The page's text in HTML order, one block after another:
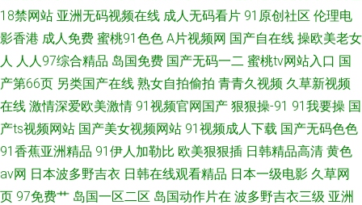
18禁网站 亚洲无码视频在线 成人无码看片 91原创社区 伦理电
影香港 成人免费 蜜桃91色色 A片视频网 国产自在线 操欧美老女
人 人人97综合精品 岛国免费 国产无码一二 蜜桃tv网站入口 国
产第66页 另类国产在线 熟女自拍偷拍 青青久视频 久草新视频
在线 激情深爱欧美激情 91视频官网国产 狠狠操-91 91我要操 国
产ts视频网站 国产美女视频网站 91视频成人下载 国产无码色色
91香蕉亚洲精品 91伊人加勒比 欧美狠狠插 日韩精品高清 黄色
av网 日本波多野吉衣 日韩在线观看精品 日本一级电影 久草网
页 97免费艹 岛国一区二区 岛国动作片在 波多野吉衣三级 亚洲